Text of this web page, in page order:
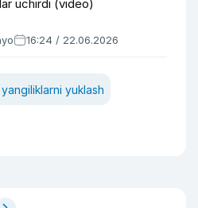
uchirdi (video)
16:24 / 22.06.2026
yuklash